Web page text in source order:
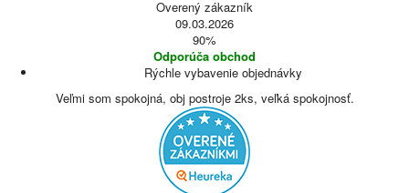
Overený zákazník
09.03.2026
90%
Odporúča obchod
Rýchle vybavenie objednávky
Veľmi som spokojná, obj postroje 2ks, veľká spokojnosť.